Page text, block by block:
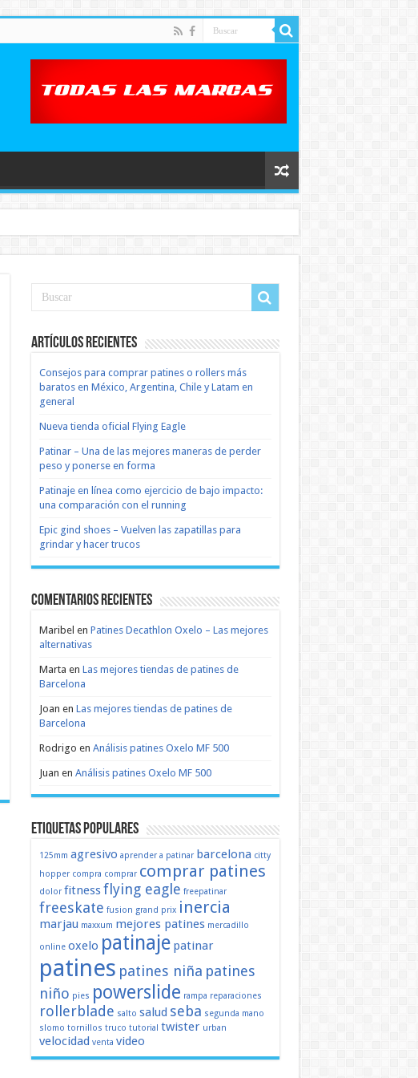
Artículos recientes
Consejos para comprar patines o rollers más
baratos en México, Argentina, Chile y Latam en
general
Nueva tienda oficial Flying Eagle
Patinar – Una de las mejores maneras de perder
peso y ponerse en forma
Patinaje en línea como ejercicio de bajo impacto:
una comparación con el running
Epic gind shoes – Vuelven las zapatillas para
grindar y hacer trucos
Comentarios recientes
Maribel en Patines Decathlon Oxelo – Las mejores
alternativas
Marta en Las mejores tiendas de patines de
Barcelona
Joan en Las mejores tiendas de patines de
Barcelona
Rodrigo en Análisis patines Oxelo MF 500
Juan en Análisis patines Oxelo MF 500
Etiquetas populares
125mm agresivo aprender a patinar barcelona citty
hopper compra comprar comprar patines
dolor fitnessflying eagle freepatinar
freeskate fusion grand prix inercia
marjau maxxum mejores patines mercadillo
online oxelo patinaje patinar
patines patines niña patines
niño pies powerslide rampa reparaciones
rollerblade salto salud seba segunda mano
slomo tornillos truco tutorial twister urban
velocidad venta video